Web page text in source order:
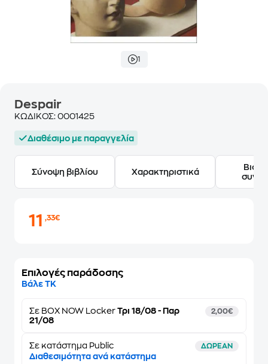
1
Despair
ΚΩΔΙΚΟΣ: 0001425
Διαθέσιμο με παραγγελία
Σύνοψη βιβλίου Χαρακτηριστικά
11,33€
Επιλογές παράδοσης
Βάλε ΤΚ
Σε BOX NOW Locker Τρι 18/08 - Παρ
21/08
2,00€
Σε κατάστημα Public ΔΩΡΕΑΝ
Διαθεσιμότητα ανά κατάστημα